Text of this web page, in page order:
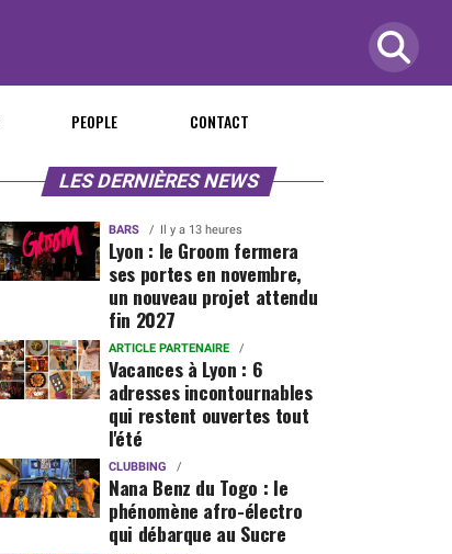
PEOPLE CONTACT
LES DERNIÈRES NEWS
BARS Il y a 13 heures
Lyon : le Groom fermera
ses portes en novembre,
un nouveau projet attendu
fin 2027
ARTICLE PARTENAIRE
Vacances à Lyon : 6
adresses incontournables
qui restent ouvertes tout
l'été
CLUBBING
Nana Benz du Togo : le
phénomène afro-électro
qui débarque au Sucre